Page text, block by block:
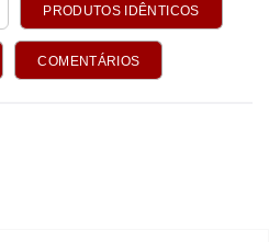
PRODUTOS IDÊNTICOS
COMENTÁRIOS